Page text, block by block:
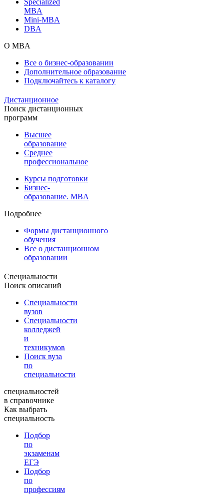
MBA
Mini-MBA
DBA
О MBA
Все о бизнес-образовании
Дополнительное образование
Подключайтесь к каталогу
Дистанционное
Поиск дистанционных
программ
Высшее
образование
Среднее
профессиональное
Курсы подготовки
Бизнес-
образование. MBA
Подробнее
Формы дистанционного
обучения
Все о дистанционном
образовании
Специальности
Поиск описаний
Специальности
вузов
Специальности
колледжей
и
техникумов
Поиск вуза
по
специальности
специальностей
в справочнике
Как выбрать
специальность
Подбор
по
экзаменам
ЕГЭ
Подбор
по
профессиям